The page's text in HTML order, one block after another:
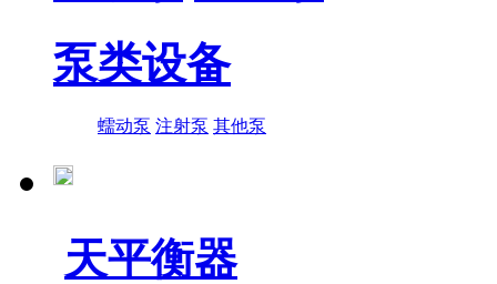
泵类设备
蠕动泵 注射泵 其他泵
天平衡器